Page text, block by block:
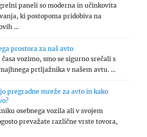
paneli so moderna in učinkovita
ki postopoma pridobiva na
…
prostora za naš avto
časa vozimo, smo se sigurno srečali s
prtljažnika v našem avtu. …
pregradne mreže za avto in kako
osebnega vozila ali v svojem
prevažate različne vrste tovora,